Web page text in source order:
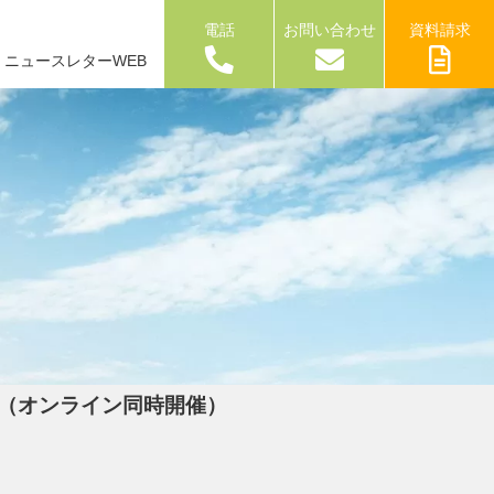
ニュースレターWEB
電話 お問い合わせ 資料請求
ンライン同時開催）